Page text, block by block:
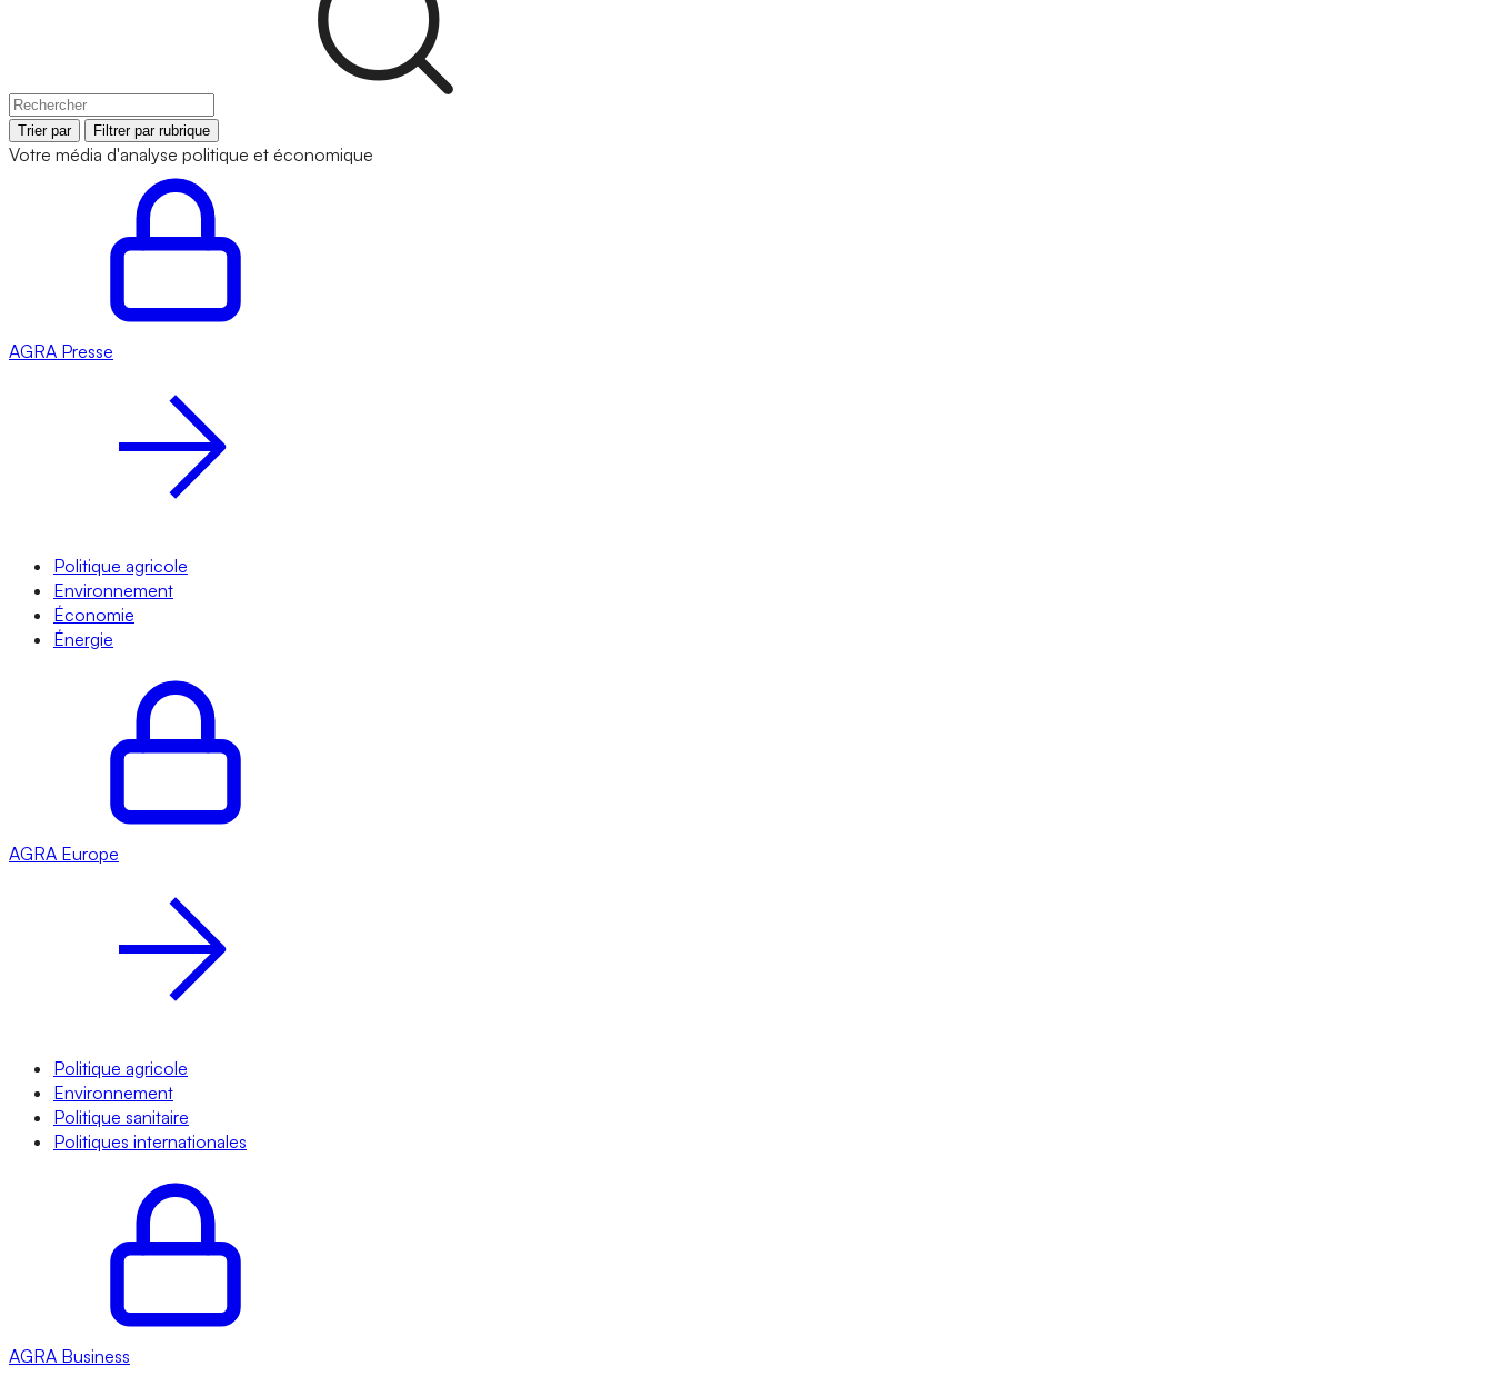
Trier par Filtrer par rubrique
Votre média d'analyse politique et économique
AGRA Presse
Politique agricole
Environnement
Économie
Énergie
AGRA Europe
Politique agricole
Environnement
Politique sanitaire
Politiques internationales
AGRA Business